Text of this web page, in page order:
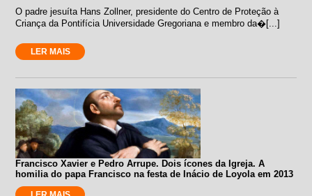
O padre jesuíta Hans Zollner, presidente do Centro de Proteção à
Criança da Pontifícia Universidade Gregoriana e membro da�[...]
LER MAIS
Francisco Xavier e Pedro Arrupe. Dois ícones da Igreja. A
homilia do papa Francisco na festa de Inácio de Loyola em 2013